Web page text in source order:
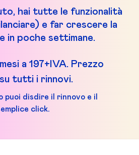
hai tutte le funzionalità
e far crescere la
in poche settimane.
a 197+IVA. Prezzo
tutti i rinnovi.
puoi disdire il rinnovo e il
click.